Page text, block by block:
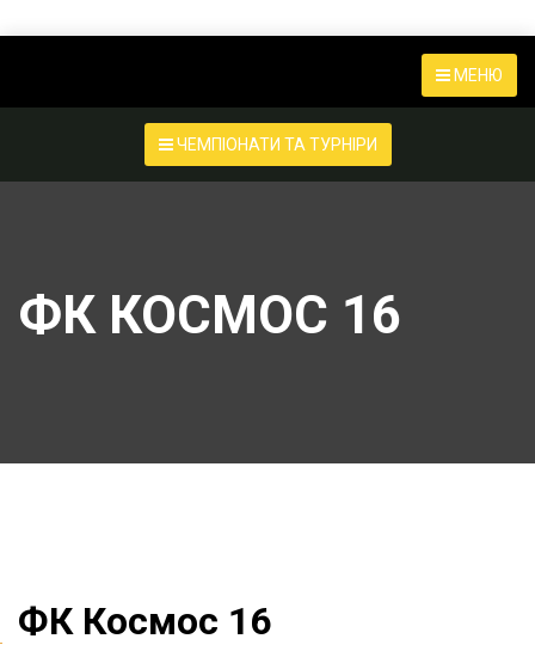
МЕНЮ
ЧЕМПІОНАТИ ТА ТУРНІРИ
ФК КОСМОС 16
ФК Космос 16